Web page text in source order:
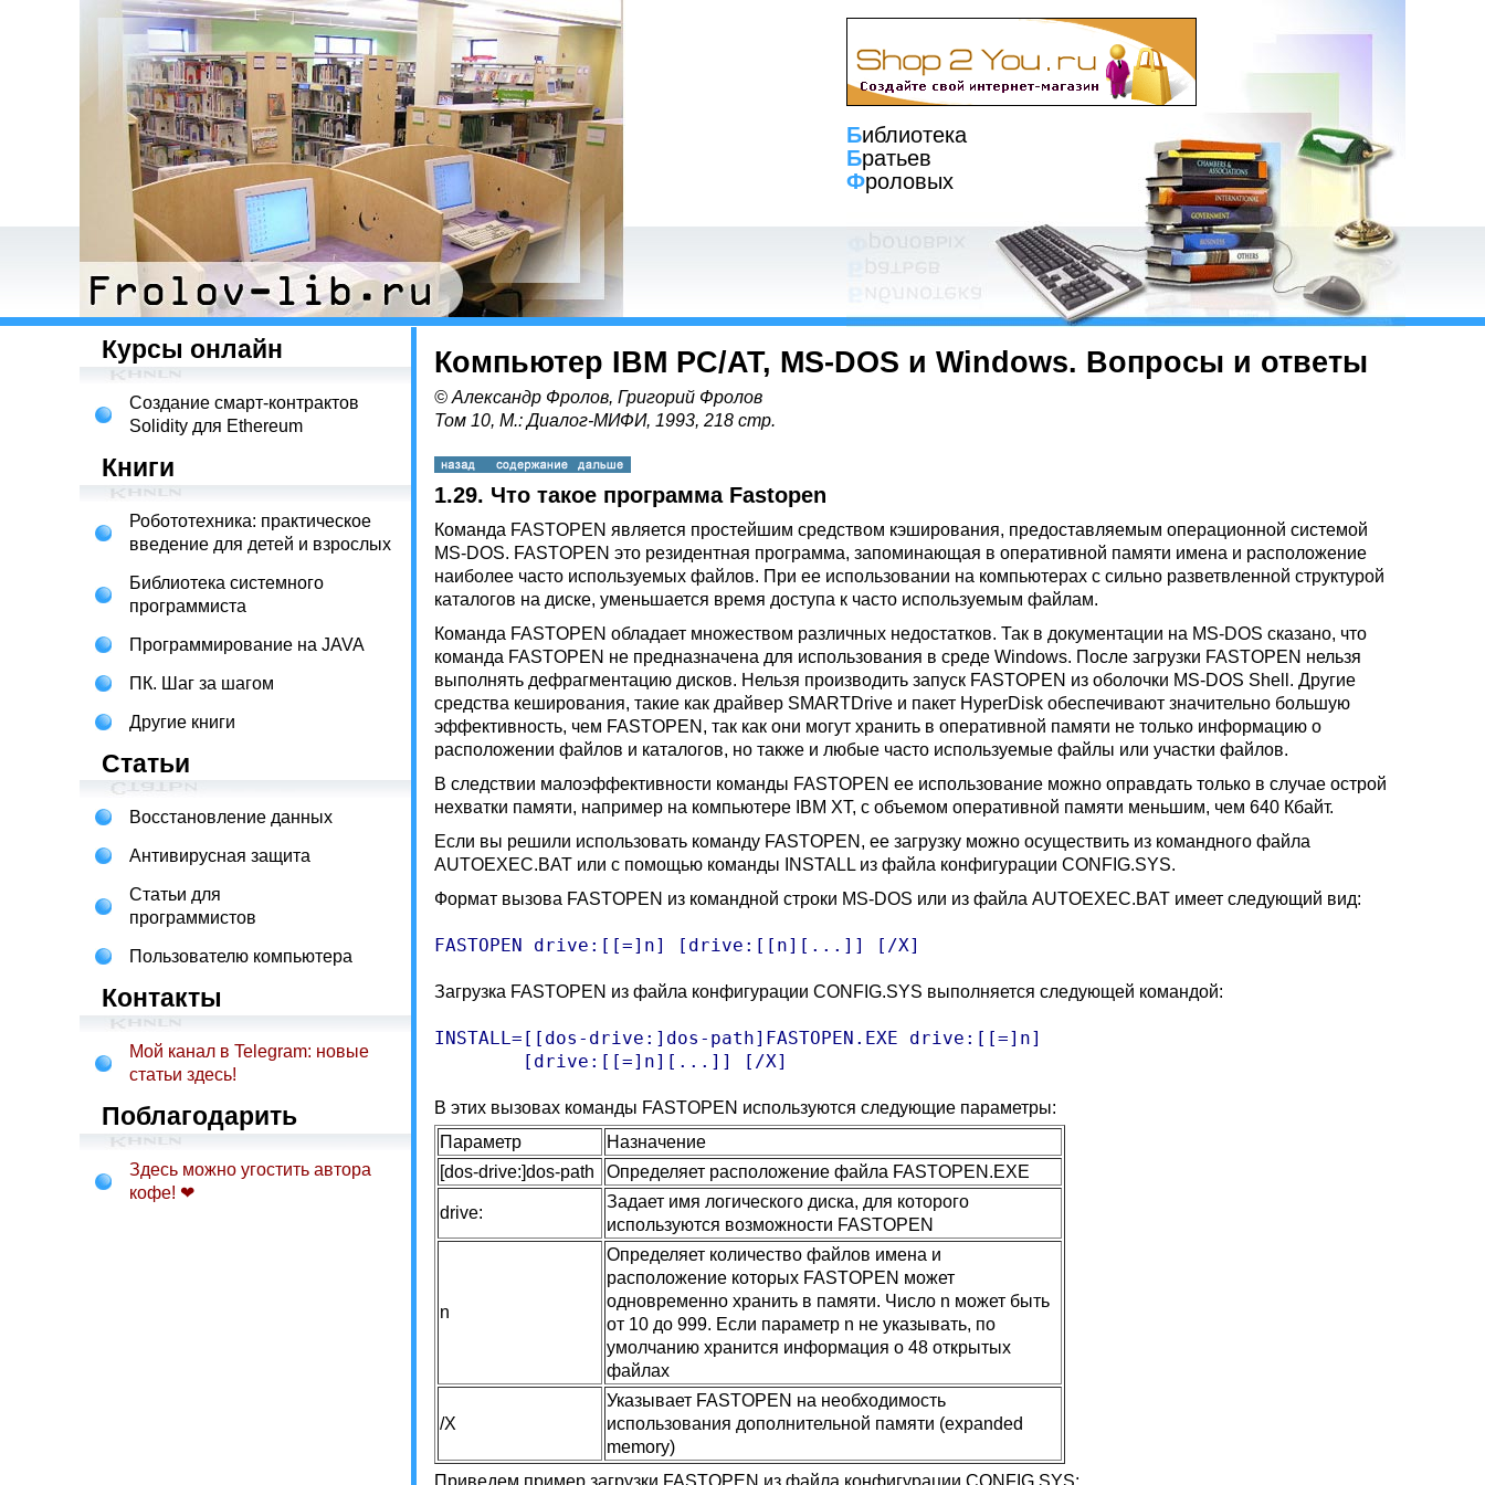
Библиотека
Братьев
Фроловых
Курсы онлайн
Создание смарт-контрактов
Solidity для Ethereum
Книги
Робототехника: практическое
введение для детей и взрослых
Библиотека системного
программиста
Программирование на JAVA
ПК. Шаг за шагом
Другие книги
Статьи
Восстановление данных
Антивирусная защита
Статьи для
программистов
Пользователю компьютера
Контакты
Мой канал в Telegram: новые
статьи здесь!
Поблагодарить
Здесь можно угостить автора
кофе! ❤
Компьютер IBM PC/AT, MS-DOS и Windows. Вопросы и ответы
© Александр Фролов, Григорий Фролов
Том 10, М.: Диалог-МИФИ, 1993, 218 стр.
1.29. Что такое программа Fastopen
Команда FASTOPEN является простейшим средством кэширования, предоставляемым операционной системой
MS-DOS. FASTOPEN это резидентная программа, запоминающая в оперативной памяти имена и расположение
наиболее часто используемых файлов. При ее использовании на компьютерах с сильно разветвленной структурой
каталогов на диске, уменьшается время доступа к часто используемым файлам.
Команда FASTOPEN обладает множеством различных недостатков. Так в документации на MS-DOS сказано, что
команда FASTOPEN не предназначена для использования в среде Windows. После загрузки FASTOPEN нельзя
выполнять дефрагментацию дисков. Нельзя производить запуск FASTOPEN из оболочки MS-DOS Shell. Другие
средства кеширования, такие как драйвер SMARTDrive и пакет HyperDisk обеспечивают значительно большую
эффективность, чем FASTOPEN, так как они могут хранить в оперативной памяти не только информацию о
расположении файлов и каталогов, но также и любые часто используемые файлы или участки файлов.
В следствии малоэффективности команды FASTOPEN ее использование можно оправдать только в случае острой
нехватки памяти, например на компьютере IBM XT, с объемом оперативной памяти меньшим, чем 640 Кбайт.
Если вы решили использовать команду FASTOPEN, ее загрузку можно осуществить из командного файла
AUTOEXEC.BAT или с помощью команды INSTALL из файла конфигурации CONFIG.SYS.
Формат вызова FASTOPEN из командной строки MS-DOS или из файла AUTOEXEC.BAT имеет следующий вид:
FASTOPEN drive:[[=]n] [drive:[[n][...]] [/X]
Загрузка FASTOPEN из файла конфигурации CONFIG.SYS выполняется следующей командой:
INSTALL=[[dos-drive:]dos-path]FASTOPEN.EXE drive:[[=]n]
        [drive:[[=]n][...]] [/X]
В этих вызовах команды FASTOPEN используются следующие параметры:
Параметр
Назначение
[dos-drive:]dos-path
Определяет расположение файла FASTOPEN.EXE
drive:
Задает имя логического диска, для которого
используются возможности FASTOPEN
n
Определяет количество файлов имена и
расположение которых FASTOPEN может
одновременно хранить в памяти. Число n может быть
от 10 до 999. Если параметр n не указывать, по
умолчанию хранится информация о 48 открытых
файлах
/X
Указывает FASTOPEN на необходимость
использования дополнительной памяти (expanded
memory)
Приведем пример загрузки FASTOPEN из файла конфигурации CONFIG.SYS: